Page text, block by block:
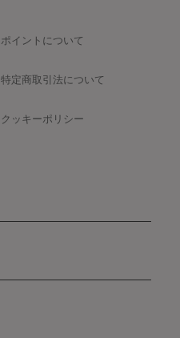
ポイントについて
特定商取引法について
クッキーポリシー